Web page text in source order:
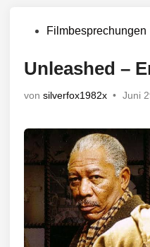
Veröffentlicht
Filmbesprechungen
Unleashed –
von silverfox1982x • Juni